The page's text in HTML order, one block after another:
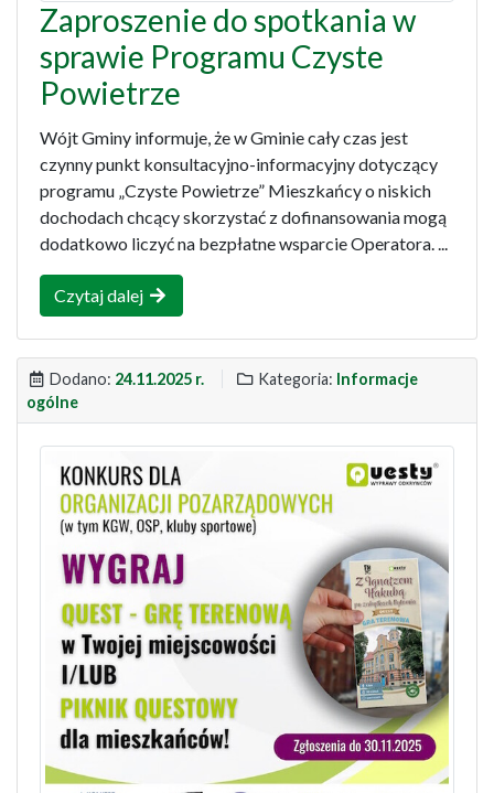
Zaproszenie do spotkania w
sprawie Programu Czyste
Powietrze
Wójt Gminy informuje, że w Gminie cały czas jest
czynny punkt konsultacyjno-informacyjny dotyczący
programu „Czyste Powietrze” Mieszkańcy o niskich
dochodach chcący skorzystać z dofinansowania mogą
dodatkowo liczyć na bezpłatne wsparcie Operatora. ...
Czytaj dalej
Dodano: 24.11.2025 r. Kategoria: Informacje
ogólne